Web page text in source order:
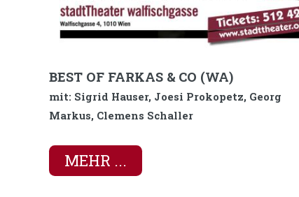
BEST OF FARKAS & CO (WA)
mit: Sigrid Hauser, Joesi Prokopetz, Georg
Markus, Clemens Schaller
MEHR ...